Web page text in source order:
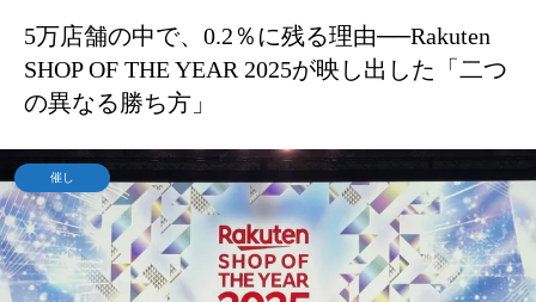
5万店舗の中で、0.2％に残る理由──Rakuten
SHOP OF THE YEAR 2025が映し出した「二つ
の異なる勝ち方」
催し